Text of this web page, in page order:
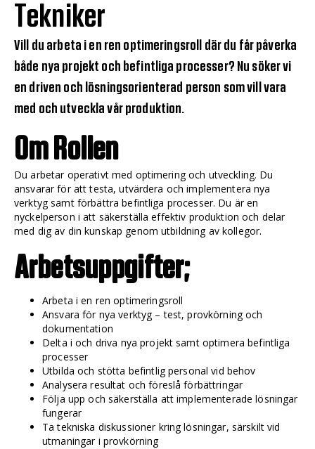
Tekniker
Vill du arbeta i en ren optimeringsroll där du får påverka
både nya projekt och befintliga processer? Nu söker vi
en driven och lösningsorienterad person som vill vara
med och utveckla vår produktion.
Om Rollen
Du arbetar operativt med optimering och utveckling. Du
ansvarar för att testa, utvärdera och implementera nya
verktyg samt förbättra befintliga processer. Du är en
nyckelperson i att säkerställa effektiv produktion och delar
med dig av din kunskap genom utbildning av kollegor.
Arbetsuppgifter;
Arbeta i en ren optimeringsroll
Ansvara för nya verktyg – test, provkörning och
dokumentation
Delta i och driva nya projekt samt optimera befintliga
processer
Utbilda och stötta befintlig personal vid behov
Analysera resultat och föreslå förbättringar
Följa upp och säkerställa att implementerade lösningar
fungerar
Ta tekniska diskussioner kring lösningar, särskilt vid
utmaningar i provkörning